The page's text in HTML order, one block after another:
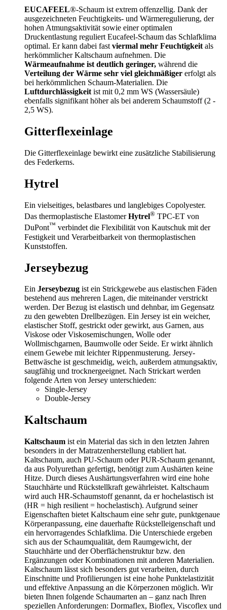
EUCAFEEL®-Schaum ist extrem offenzellig. Dank der
ausgezeichneten Feuchtigkeits- und Wärmeregulierung, der
hohen Atmungsaktivität sowie einer optimalen
Druckentlastung reguliert Eucafeel-Schaum das Schlafklima
optimal. Er kann dabei fast viermal mehr Feuchtigkeit als
herkömmlicher Kaltschaum aufnehmen. Die
Wärmeaufnahme ist deutlich geringer, während die
Verteilung der Wärme sehr viel gleichmäßiger erfolgt als
bei herkömmlichen Schaum-Materialien. Die
Luftdurchlässigkeit ist mit 0,2 mm WS (Wassersäule)
ebenfalls signifikant höher als bei anderem Schaumstoff (2 -
2,5 WS).
Gitterflexeinlage
Die Gitterflexeinlage bewirkt eine zusätzliche Stabilisierung
des Federkerns.
Hytrel
Ein vielseitiges, belastbares und langlebiges Copolyester.
Das thermoplastische ElastomerHytrel® TPC-ET von
DuPont™ verbindet die Flexibilität von Kautschuk mit der
Festigkeit und Verarbeitbarkeit von thermoplastischen
Kunststoffen.
Jerseybezug
Ein Jerseybezug ist ein Strickgewebe aus elastischen Fäden
bestehend aus mehreren Lagen, die miteinander verstrickt
werden. Der Bezug ist elastisch und dehnbar, im Gegensatz
zu den gewebten Drellbezügen. Ein Jersey ist ein weicher,
elastischer Stoff, gestrickt oder gewirkt, aus Garnen, aus
Viskose oder Viskosemischungen, Wolle oder
Wollmischgarnen, Baumwolle oder Seide. Er wirkt ähnlich
einem Gewebe mit leichter Rippenmusterung. Jersey-
Bettwäsche ist geschmeidig, weich, außerdem atmungsaktiv,
saugfähig und trocknergeeignet. Nach Strickart werden
folgende Arten von Jersey unterschieden:
Single-Jersey
Double-Jersey
Kaltschaum
Kaltschaum ist ein Material das sich in den letzten Jahren
besonders in der Matratzenherstellung etabliert hat.
Kaltschaum, auch PU-Schaum oder PUR-Schaum genannt,
da aus Polyurethan gefertigt, benötigt zum Aushärten keine
Hitze. Durch dieses Aushärtungsverfahren wird eine hohe
Stauchhärte und Rückstellkraft gewährleistet. Kaltschaum
wird auch HR-Schaumstoff genannt, da er hochelastisch ist
(HR = high resilient = hochelastisch). Aufgrund seiner
Eigenschaften bietet Kaltschaum eine sehr gute, punktgenaue
Körperanpassung, eine dauerhafte Rückstelleigenschaft und
ein hervorragendes Schlafklima. Die Unterschiede ergeben
sich aus der Schaumqualität, dem Raumgewicht, der
Stauchhärte und der Oberflächenstruktur bzw. den
Ergänzungen oder Kombinationen mit anderen Materialien.
Kaltschaum lässt sich besonders gut verarbeiten, durch
Einschnitte und Profilierungen ist eine hohe Punktelastizität
und effektive Anpassung an die Körperzonen möglich. Wir
bieten Ihnen folgende Schaumarten an – ganz nach Ihren
speziellen Anforderungen: Dormaflex, Bioflex, Viscoflex und